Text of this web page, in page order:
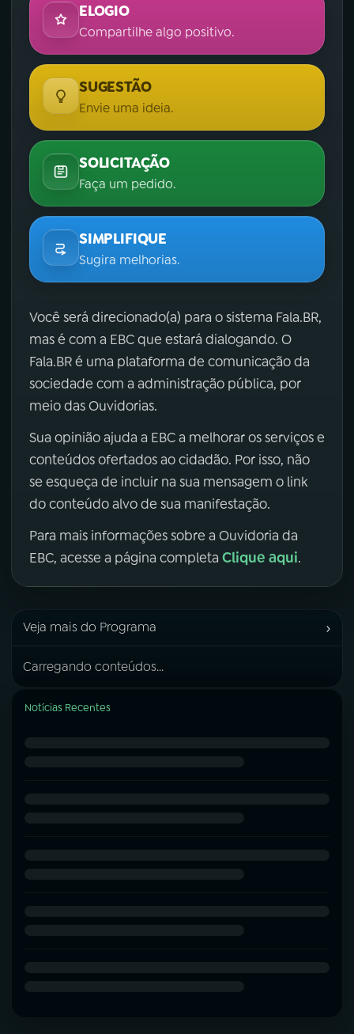
ELOGIO
Compartilhe algo positivo.
SUGESTÃO
Envie uma ideia.
SOLICITAÇÃO
Faça um pedido.
SIMPLIFIQUE
Sugira melhorias.
Você será direcionado(a) para o sistema Fala.BR,
mas é com a EBC que estará dialogando. O
Fala.BR é uma plataforma de comunicação da
sociedade com a administração pública, por
meio das Ouvidorias.
Sua opinião ajuda a EBC a melhorar os serviços e
conteúdos ofertados ao cidadão. Por isso, não
se esqueça de incluir na sua mensagem o link
do conteúdo alvo de sua manifestação.
Para mais informações sobre a Ouvidoria da
EBC, acesse a página completa Clique aqui.
Veja mais do Programa ›
Carregando conteúdos...
Notícias Recentes